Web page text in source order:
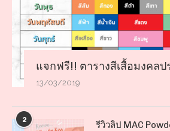
แจกฟรี!! ตารางสีเสื้อมงคลป
13/03/2019
2
รีวิวลิป MAC